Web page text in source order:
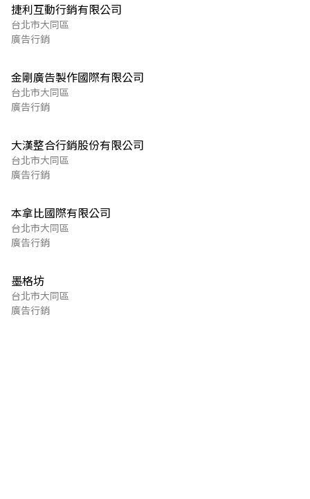
捷利互動行銷有限公司
台北市大同區
廣告行銷
金剛廣告製作國際有限公司
台北市大同區
廣告行銷
大漢整合行銷股份有限公司
台北市大同區
廣告行銷
本拿比國際有限公司
台北市大同區
廣告行銷
墨格坊
台北市大同區
廣告行銷